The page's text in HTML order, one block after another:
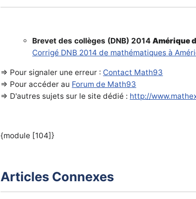
Brevet des collèges (DNB) 2014Amérique
Corrigé DNB 2014 de mathématiques à
=> Pour signaler une erreur : Contact Math93
=> Pour accéder au Forum de Math93
=> D'autres sujets sur le site dédié : http://
{module [104]}
Articles Connexes